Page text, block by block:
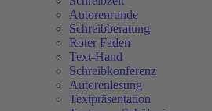
Autorenrunde
Schreibberatung
Roter Faden
Text-Hand
Schreibkonferenz
Autorenlesung
Textpräsentation